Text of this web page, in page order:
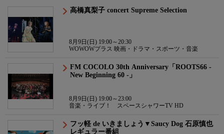
高橋真梨子 concert Supreme Selection
8月9日(日) 19:00～20:30
WOWOWプラス 映画・ドラマ・スポーツ・音楽
FM COCOLO 30th Anniversary「ROOTS66 -
New Beginning 60 -」
8月9日(日) 19:00～23:00
音楽・ライブ！ スペースシャワーTV HD
フッ軽 de いきましょう▼Saucy Dog 石原慎也
レギュラー番組